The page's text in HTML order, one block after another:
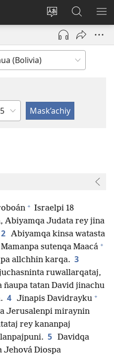
Change
site
language
Yaykunapaj
(opens
window)
JW.ORG
nisqapi
+ Israelpi 18
Abiyamqa Judata rey jina
2 Abiyamqa kinsa watasta
sutenqa Maacá +
allchhin karqa. 3
ruwallarqataj,
ñaupa tatan David jinachu
4 Jinapis Davidrayku +
Jerusalenpi miraynin
rey kananpaj
5 Davidqa
Jehová Diospa